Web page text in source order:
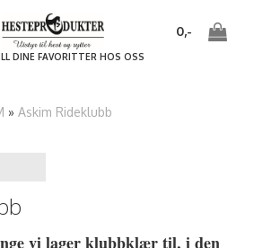
0,-
DINE FAVORITTER HOS OSS
» Askim Rideklubb
vi lager klubbklær til, i den